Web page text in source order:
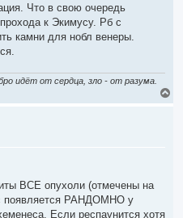
Что в свою очередь
к Экимусу. Рб с
камни для нобл венеры.
идёт от сердца, зло - от разума.
е
ВСЕ опухоли (отмечены на
появляется РАНДОМНО у
Если респаунится хотя